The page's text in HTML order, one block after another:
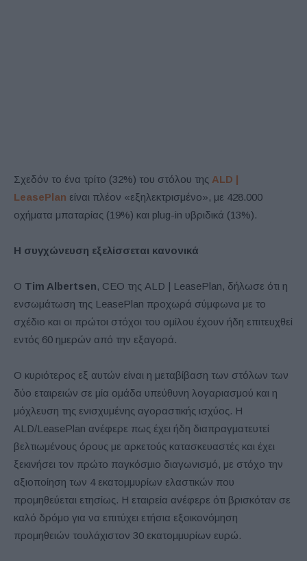
Σχεδόν το ένα τρίτο (32%) του στόλου της ALD |
LeasePlan είναι πλέον «εξηλεκτρισμένο», με 428.000
οχήματα μπαταρίας (19%) και plug-in υβριδικά (13%).
Η συγχώνευση εξελίσσεται κανονικά
Ο Tim Albertsen, CEO της ALD | LeasePlan, δήλωσε ότι η
ενσωμάτωση της LeasePlan προχωρά σύμφωνα με το
σχέδιο και οι πρώτοι στόχοι του ομίλου έχουν ήδη επιτευχθεί
εντός 60 ημερών από την εξαγορά.
Ο κυριότερος εξ αυτών είναι η μεταβίβαση των στόλων των
δύο εταιρειών σε μία ομάδα υπεύθυνη λογαριασμού και η
μόχλευση της ενισχυμένης αγοραστικής ισχύος. Η
ALD/LeasePlan ανέφερε πως έχει ήδη διαπραγματευτεί
βελτιωμένους όρους με αρκετούς κατασκευαστές και έχει
ξεκινήσει τον πρώτο παγκόσμιο διαγωνισμό, με στόχο την
αξιοποίηση των 4 εκατομμυρίων ελαστικών που
προμηθεύεται ετησίως. Η εταιρεία ανέφερε ότι βρισκόταν σε
καλό δρόμο για να επιτύχει ετήσια εξοικονόμηση
προμηθειών τουλάχιστον 30 εκατομμυρίων ευρώ.